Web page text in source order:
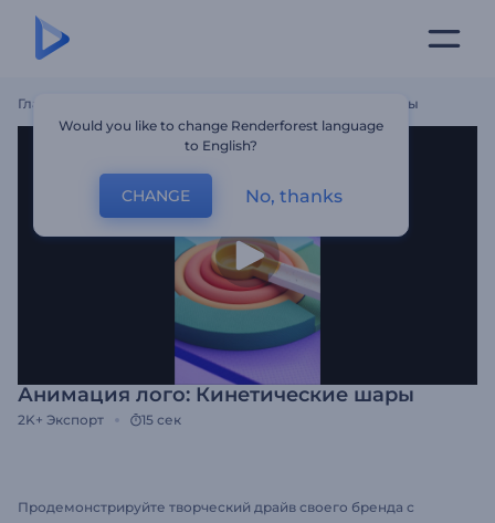
Главная Анимация Лого: Кинетические Шары
Анимация лого: Кинетические шары
2K+ Экспорт 15 сек
Продемонстрируйте творческий драйв своего бренда с
Would you like to change Renderforest language
to English?
CHANGE No, thanks